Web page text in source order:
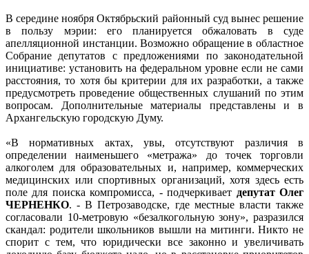
В середине ноября Октябрьский районный суд вынес решение
в пользу мэрии: его планируется обжаловать в суде
апелляционной инстанции. Возможно обращение в областное
Собрание депутатов с предложениями по законодательной
инициативе: установить на федеральном уровне если не сами
расстояния, то хотя бы критерии для их разработки, а также
предусмотреть проведение общественных слушаний по этим
вопросам. Дополнительные материалы представлены и в
Архангельскую городскую Думу.
«В нормативных актах, увы, отсутствуют различия в
определении наименьшего «метража» до точек торговли
алкоголем для образовательных и, например, коммерческих
медицинских или спортивных организаций, хотя здесь есть
поле для поиска компромисса, - подчеркивает депутат Олег
ЧЕРНЕНКО. - В Петрозаводске, где местные власти также
согласовали 10-метровую «безалкогольную зону», разразился
скандал: родители школьников вышли на митинги. Никто не
спорит с тем, что юридически все законно и увеличивать